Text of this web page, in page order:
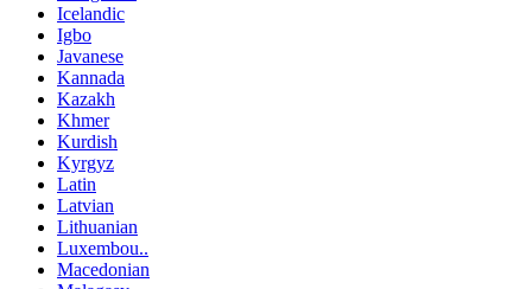
Icelandic
Igbo
Javanese
Kannada
Kazakh
Khmer
Kurdish
Kyrgyz
Latin
Latvian
Lithuanian
Luxembou..
Macedonian